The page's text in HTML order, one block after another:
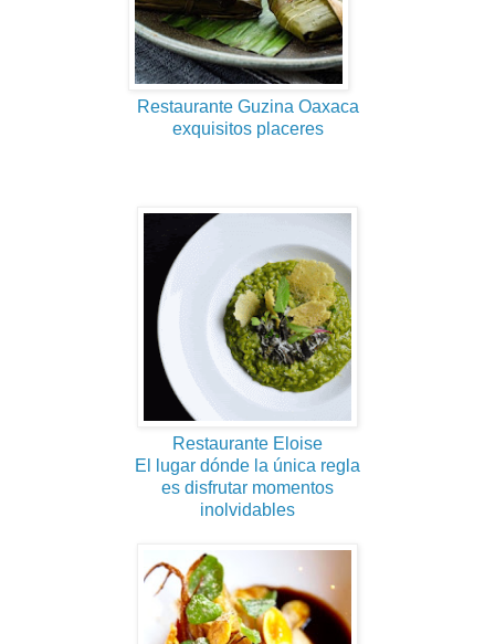
Restaurante Guzina Oaxaca
exquisitos placeres
Restaurante Eloise
El lugar dónde la única regla
es disfrutar momentos
inolvidables